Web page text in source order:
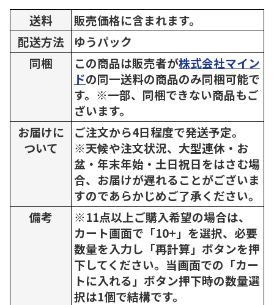
送料
販売価格に含まれます。
配送方法
ゆうパック
同梱
この商品は販売者が株式会社マイン
ドの同一送料の商品のみ同梱可能で
す。※一部、同梱できない商品もご
ざいます。
お届けに
ついて
ご注文から4日程度で発送予定。
※天候や注文状況、大型連休・お
盆・年末年始・土日祝日をはさむ場
合、お届けが遅れることがございま
すのであらかじめご了承ください。
備考
※11点以上ご購入希望の場合は、
カート画面で「10+」を選択、必要
数量を入力し「再計算」ボタンを押
下してください。当画面での「カー
トに入れる」ボタン押下時の数量選
択は1個で結構です。